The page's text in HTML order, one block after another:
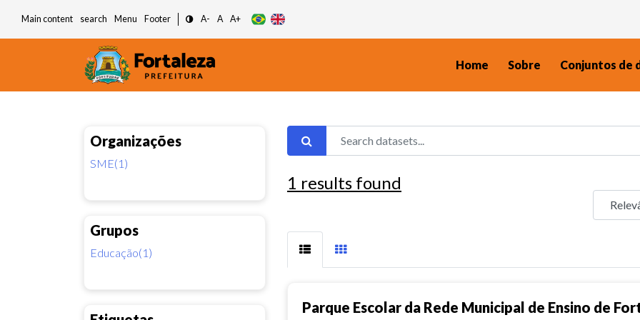
Main content search Menu Footer A- A A+
Home Sobre Conjuntos de
Organizações
SME(1)
Grupos
Educação(1)
1 results found
Parque Escolar da Rede Municipal de Ensino de